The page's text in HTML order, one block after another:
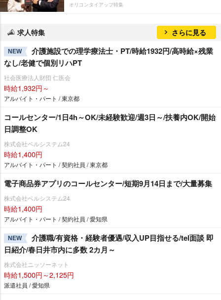
オリコンタイアップ特集
求人特集 さらに見る
NEW
介護施設での理学療法士・PT/時給1932円/高時給×残業
なし/老健で個別リハPT
社会医療法人財団 仁医会
時給1,932円～
アルバイト・パート / 東京都
コールセンター/1日4h～OK/未経験歓迎/週3日～/扶養内OK/開始
日調整OK
株式会社ベルシステム24
時給1,400円
アルバイト・パート / 契約社員 / 東京都
電子商品券アプリのコールセンター/短期9月14日まで/大量募集
株式会社ベルシステム24
時給1,400円
アルバイト・パート / 契約社員 / 愛知県
NEW
介護職/有資格・経験者優遇/収入UP目指せる/tel面談 即
日紹介/春日井市内に多数 2カ月～
株式会社ニッソーネット
時給1,500円～2,125円
派遣社員 / 愛知県